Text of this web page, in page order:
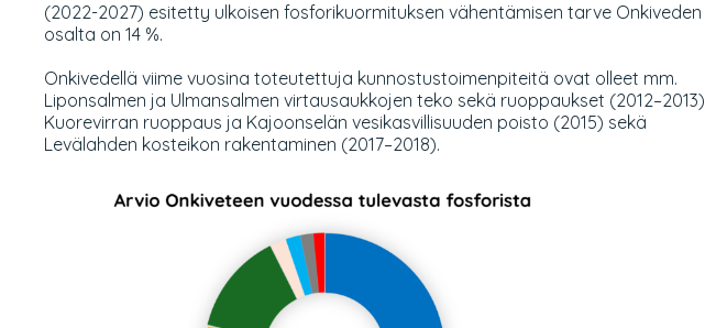
(2022-2027) esitetty ulkoisen fosforikuormituksen vähentämisen tarve Onkiveden
osalta on 14 %.
Onkivedellä viime vuosina toteutettuja kunnostustoimenpiteitä ovat olleet mm.
Liponsalmen ja Ulmansalmen virtausaukkojen teko sekä ruoppaukset (2012–2013),
Kuorevirran ruoppaus ja Kajoonselän vesikasvillisuuden poisto (2015) sekä
Levälahden kosteikon rakentaminen (2017–2018).